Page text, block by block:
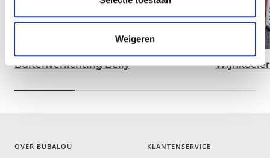
Weigeren
Buitenverlichting Belly
OVER BUBALOU KLANTENSERVICE